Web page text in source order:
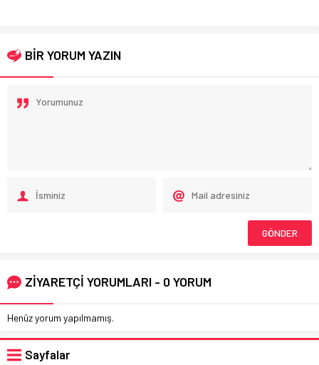
BİR YORUM YAZIN
ZİYARETÇİ YORUMLARI - 0 YORUM
Henüz yorum yapılmamış.
Sayfalar